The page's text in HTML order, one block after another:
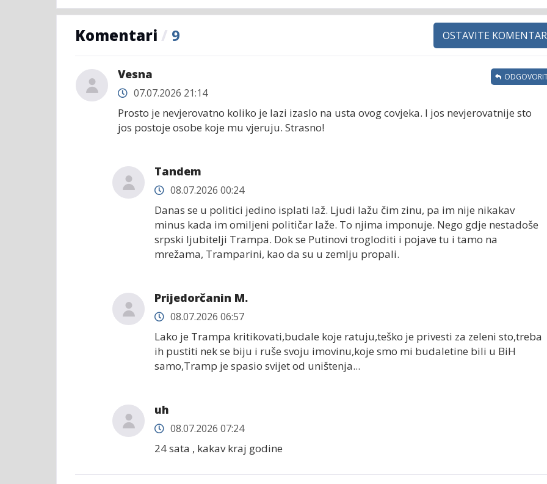
Komentari / 9 OSTAVITE KOMENTAR
Vesna
07.07.2026 21:14
Prosto je nevjerovatno koliko je lazi izaslo na usta ovog covjeka. I jos nevjerovatnije sto
jos postoje osobe koje mu vjeruju. Strasno!
Tandem
08.07.2026 00:24
Danas se u politici jedino isplati laž. Ljudi lažu čim zinu, pa im nije nikakav
minus kada im omiljeni političar laže. To njima imponuje. Nego gdje nestadoše
srpski ljubitelji Trampa. Dok se Putinovi trogloditi i pojave tu i tamo na
mrežama, Tramparini, kao da su u zemlju propali.
Prijedorčanin M.
08.07.2026 06:57
Lako je Trampa kritikovati,budale koje ratuju,teško je privesti za zeleni sto,treba
ih pustiti nek se biju i ruše svoju imovinu,koje smo mi budaletine bili u BiH
samo,Tramp je spasio svijet od uništenja...
uh
08.07.2026 07:24
24 sata , kakav kraj godine